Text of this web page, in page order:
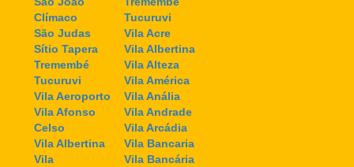
Clímaco
São Judas
Sítio Tapera
Tremembé
Tucuruvi
Vila Aeroporto
Vila Afonso
Celso
Vila Albertina
Vila
Tucuruvi
Vila Acre
Vila Albertina
Vila Alteza
Vila América
Vila Anália
Vila Andrade
Vila Arcádia
Vila Bancaria
Vila Bancária